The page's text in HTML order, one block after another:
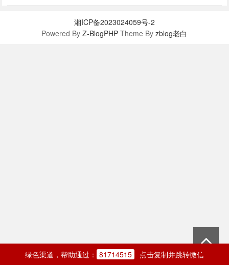
湘ICP备2023024059号-2
Powered ByZ-BlogPHP Theme Byzblog老白
绿色渠道，帮助通过： 81714515 点击复制并跳转微信